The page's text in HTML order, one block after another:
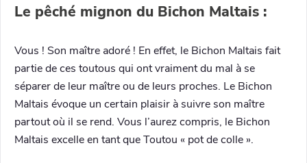
Le pêché mignon du Bichon Maltais :
Vous ! Son maître adoré ! En effet, le Bichon Maltais fait
partie de ces toutous qui ont vraiment du mal à se
séparer de leur maître ou de leurs proches. Le Bichon
Maltais évoque un certain plaisir à suivre son maître
partout où il se rend. Vous l’aurez compris, le Bichon
Maltais excelle en tant que Toutou « pot de colle ».